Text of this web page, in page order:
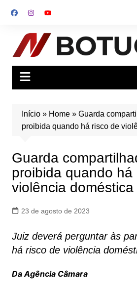
para
conteúdo
Início» Home» Guarda
proibida quando há risco de
Guarda
proibida quando há
violência doméstica
23 de agosto de 2023
Juiz deverá perguntar às
há risco de violência
Da Agência Câmara